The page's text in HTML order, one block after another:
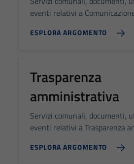
eventi relativi a
ESPLORA ARGOMENTO
Trasparenza
amministrativa
Servizi comunali, documenti,
eventi relativi a Trasparenza
ESPLORA ARGOMENTO